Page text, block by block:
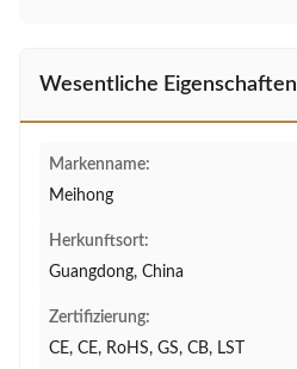
Wesentliche Eigenschaften
Markenname:
Meihong
Herkunftsort:
Guangdong, China
Zertifizierung:
CE, CE, RoHS, GS, CB, LST